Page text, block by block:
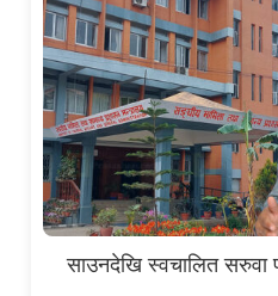
साउनदेखि स्वचालित सरुवा